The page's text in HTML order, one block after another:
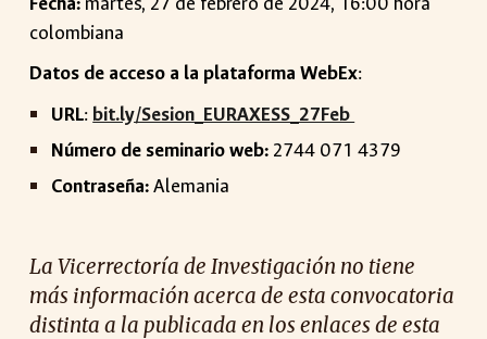
colombiana
Datos de acceso a la plataforma WebEx:
URL: bit.ly/Sesion_EURAXESS_27Feb
Número de seminario web: 2744 071 4379
Contraseña:Alemania
La Vicerrectoría de Investigación no tiene
más información acerca de esta convocatoria
distinta a la publicada en los enlaces de esta